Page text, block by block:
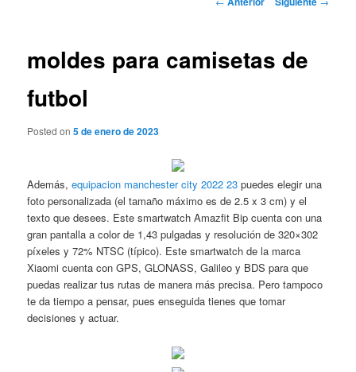
moldes para camisetas de
futbol
Posted on5 de enero de 2023
Además,equipacion manchester city 2022 23 puedes elegir una
foto personalizada (el tamaño máximo es de 2.5 x 3 cm) y el
texto que desees. Este smartwatch Amazfit Bip cuenta con una
gran pantalla a color de 1,43 pulgadas y resolución de 320×302
píxeles y 72% NTSC (típico). Este smartwatch de la marca
Xiaomi cuenta con GPS, GLONASS, Galileo y BDS para que
puedas realizar tus rutas de manera más precisa. Pero tampoco
te da tiempo a pensar, pues enseguida tienes que tomar
decisiones y actuar.